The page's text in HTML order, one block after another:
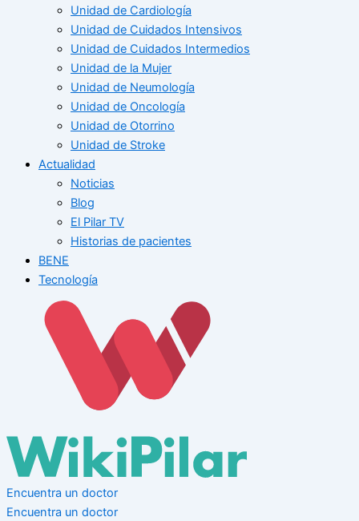
Unidad de Cardiología
Unidad de Cuidados Intensivos
Unidad de Cuidados Intermedios
Unidad de la Mujer
Unidad de Neumología
Unidad de Oncología
Unidad de Otorrino
Unidad de Stroke
Actualidad
Noticias
Blog
El Pilar TV
Historias de pacientes
BENE
Tecnología
Encuentra un doctor
Encuentra un doctor